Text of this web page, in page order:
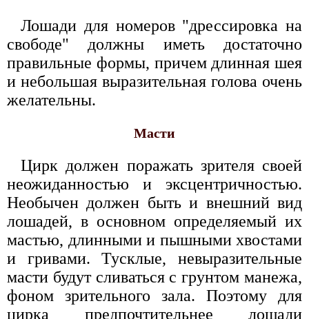
Лошади для номеров "дрессировка на
свободе" должны иметь достаточно
правильные формы, причем длинная шея
и небольшая выразительная голова очень
желательны.
Масти
Цирк должен поражать зрителя своей
неожиданностью и эксцентричностью.
Необычен должен быть и внешний вид
лошадей, в основном определяемый их
мастью, длинными и пышными хвостами
и гривами. Тусклые, невыразительные
масти будут сливаться с грунтом манежа,
фоном зрительного зала. Поэтому для
цирка предпочтительнее лошади